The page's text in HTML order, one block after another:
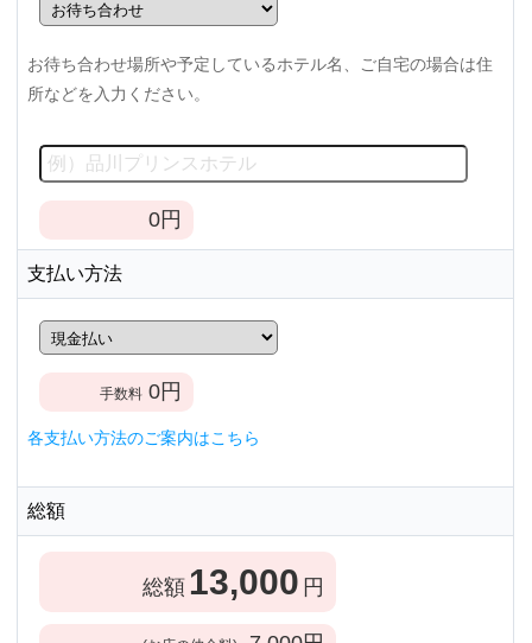
お待ち合わせ場所や予定しているホテル名、ご自宅の場合は住
所などを入力ください。
0円
支払い方法
手数料 0円
各支払い方法のご案内はこちら
総額
総額 13,000 円